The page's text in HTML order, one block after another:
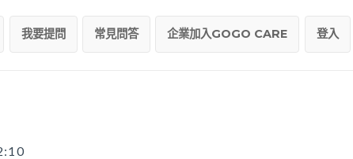
登入
企業加入GOGO CARE
常見問答
我要提問